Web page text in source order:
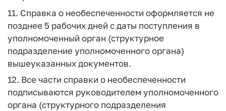
11. Справка о необеспеченности оформляется не
позднее 5 рабочих дней с даты поступления в
уполномоченный орган (структурное
подразделение уполномоченного органа)
вышеуказанных документов.
12. Все части справки о необеспеченности
подписываются руководителем уполномоченного
органа (структурного подразделения